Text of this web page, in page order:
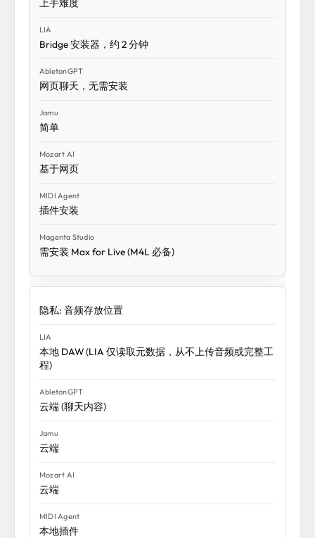
上手难度
Bridge 安装器，约 2 分钟
网页聊天，无需安装
简单
基于网页
插件安装
需安装 Max for Live (M4L 必备)
隐私: 音频存放位置
本地 DAW (LIA 仅读取元数据，从不上传音频或完整工
程)
云端 (聊天内容)
云端
云端
本地插件